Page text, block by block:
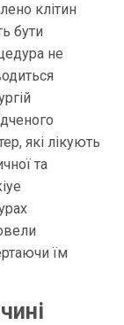
клітин
бути
не
які лікують
та
їм